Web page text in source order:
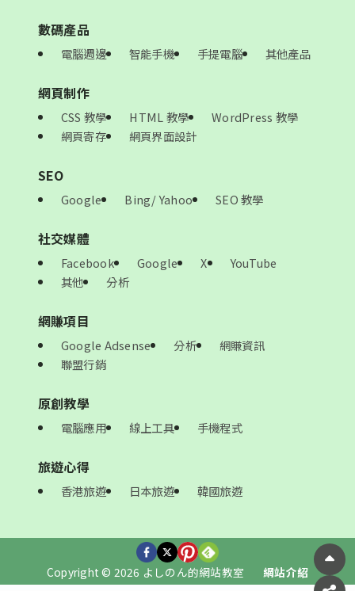
數碼產品
電腦週邊 智能手機 手提電腦 其他產品
網頁制作
CSS 教學 HTML 教學
WordPress 教學
網頁寄存
網頁界面設計
SEO
Google Bing/ Yahoo SEO 教學
社交媒體
Facebook Google X
YouTube
其他
分析
網賺項目
Google Adsense 分析
網賺資訊
聯盟行銷
原創教學
電腦應用 線上工具 手機程式
旅遊心得
香港旅遊 日本旅遊 韓國旅遊
Copyright © 2026 よしのん的網站教室 網站介紹